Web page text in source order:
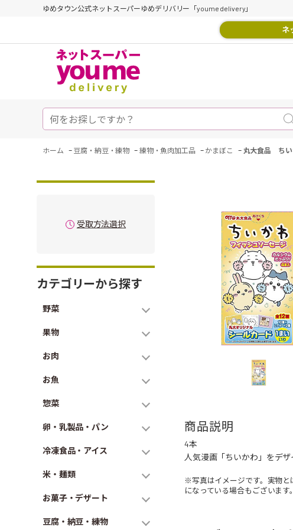
ゆめタウン公式ネットスーパーゆめデリバリー「youme delivery」
ネ
ホーム - 豆腐・納豆・練物 - 練物・魚肉加工品 - かまぼこ - 丸大食品 ちい
受取方法選択
カテゴリーから探す
野菜
果物
お肉
お魚
惣菜
卵・乳製品・パン
冷凍食品・アイス
米・麺類
お菓子・デザート
豆腐・納豆・練物
商品説明
4本
人気漫画「ちいかわ」をデ
※写真はイメージです。実物と
になっている場合もございま